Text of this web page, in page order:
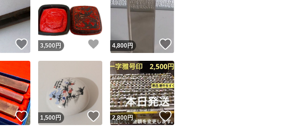
※このバッジは実績に基づく表示であり、発送を保証しているものではありません
スピード＆安心発送
このユーザーは高頻度で24時間以内＆設定した発送日数内に発送してい
スピード発送 このユーザーは高頻度で24時間以内に発送しています
安心発送 このユーザーは設定した発送日数内に発送しています
いいね！
3,500 円 いいね！
4,800円
いいね！
1,500円 いいね！
2,800円 いいね！